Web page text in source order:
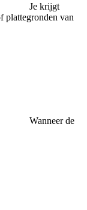
Je krijgt
plattegronden van
Wanneer de